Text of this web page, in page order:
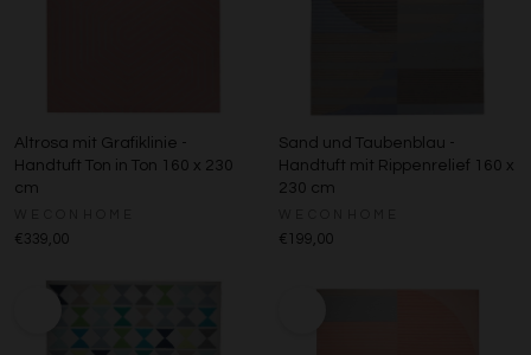
Altrosa mit Grafiklinie -
Handtuft Ton in Ton 160 x 230
cm
€339,00
Sand und Taubenblau -
Handtuft mit Rippenrelief 160 x
230 cm
€199,00